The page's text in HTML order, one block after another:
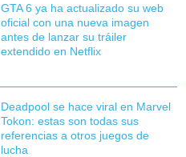
GTA 6 ya ha actualizado su web
oficial con una nueva imagen
antes de lanzar su tráiler
extendido en Netflix
Deadpool se hace viral en Marvel
Tokon: estas son todas sus
referencias a otros juegos de
lucha